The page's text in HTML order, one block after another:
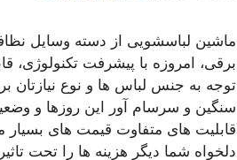
ماشین لباسشویی از دسته وسایل
برقی، امروزه با پیشرفت تکنولوژی،
توجه به جنس لباس ها و نوع نیازتان
سنگین و سرسام آور این روزها و
قابلیت های متفاوت قیمت های بسیار
دلخواه شما دیگر هزینه ها را تحت